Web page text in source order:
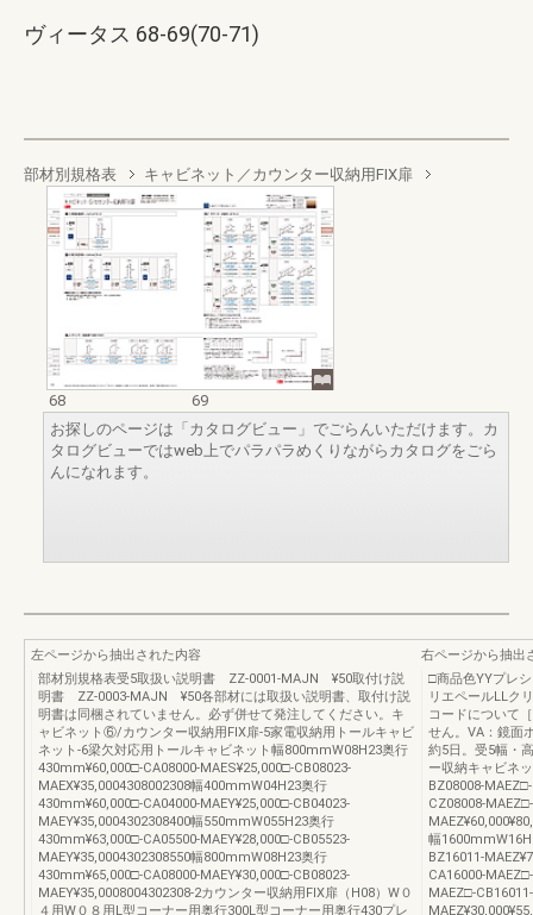
ヴィータス 68-69(70-71)
部材別規格表 キャビネット／カウンター収納用FIX扉
68
69
お探しのページは「カタログビュー」でごらんいただけます。カ
タログビューではweb上でパラパラめくりながらカタログをごら
んになれます。
左ページから抽出された内容
部材別規格表受5取扱い説明書 ZZ-0001-MAJN ¥50取付け説
明書 ZZ-0003-MAJN ¥50各部材には取扱い説明書、取付け説
明書は同梱されていません。必ず併せて発注してください。キ
ャビネット⑥/カウンター収納用FIX扉-5家電収納用トールキャビ
ネット-6梁欠対応用トールキャビネット幅800mmW08H23奥行
430mm¥60,000□-CA08000-MAES¥25,000□-CB08023-
MAEX¥35,0004308002308幅400mmW04H23奥行
430mm¥60,000□-CA04000-MAEY¥25,000□-CB04023-
MAEY¥35,0004302308400幅550mmW055H23奥行
430mm¥63,000□-CA05500-MAEY¥28,000□-CB05523-
MAEY¥35,0004302308550幅800mmW08H23奥行
430mm¥65,000□-CA08000-MAEY¥30,000□-CB08023-
MAEY¥35,0008004302308-2カウンター収納用FIX扉（H08）W０
４用W０８用L型コーナー用奥行300L型コーナー用奥行430プレ
右ページから抽出
□商品色YYプレ
リエペールLLク
コードについて
せん。VA：鏡面
約5日。受5幅・
ー収納キャビネ
BZ08008-
CZ08008-
幅
BZ16011-
CA16000-
MAEZ□-CB16011-